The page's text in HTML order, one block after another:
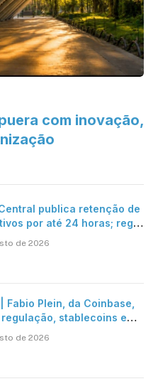
com inovação,
publica retenção de
por até 24 horas; regra
de 2026
Fabio Plein, da Coinbase,
stablecoins e
de 2026